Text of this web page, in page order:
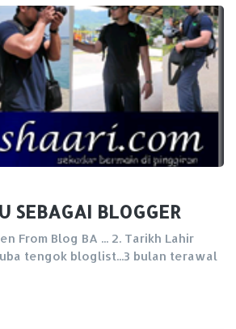
SEBAGAI BLOGGER
From Blog BA ... 2. Tarikh Lahir
tengok bloglist...3 bulan terawal